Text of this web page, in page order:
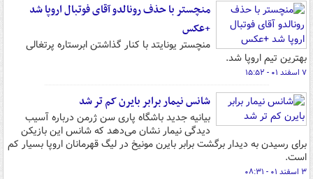
منچستر با حذف رونالدو آقای فوتبال اروپا شد
+عکس
منچستر یونایتد با کنار گذاشتن ابرستاره پرتغالی
بهترین تیم اروپا شد.
۷ اسفند ۰۱ - ۱۵:۵۲
شانس نیمار برابر بایرن کم تر شد
بیانیه جدید باشگاه پاری سن ژرمن درباره آسیب
دیدگی نیمار نشان می‌دهد که شانس این بازیکن
برای رسیدن به دیدار برگشت برابر بایرن مونیخ در لیگ قهرمانان اروپا بسیار کم
است.
۳ اسفند ۰۱ - ۰۸:۳۱